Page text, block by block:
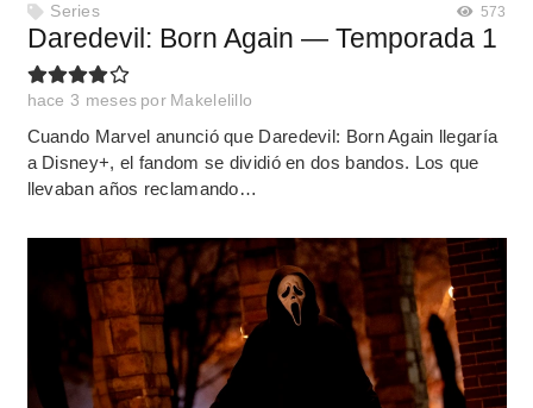
Series 573
Daredevil: Born Again — Temporada 1
hace 3 meses por Makelelillo
Cuando Marvel anunció que Daredevil: Born Again llegaría
a Disney+, el fandom se dividió en dos bandos. Los que
llevaban años reclamando…